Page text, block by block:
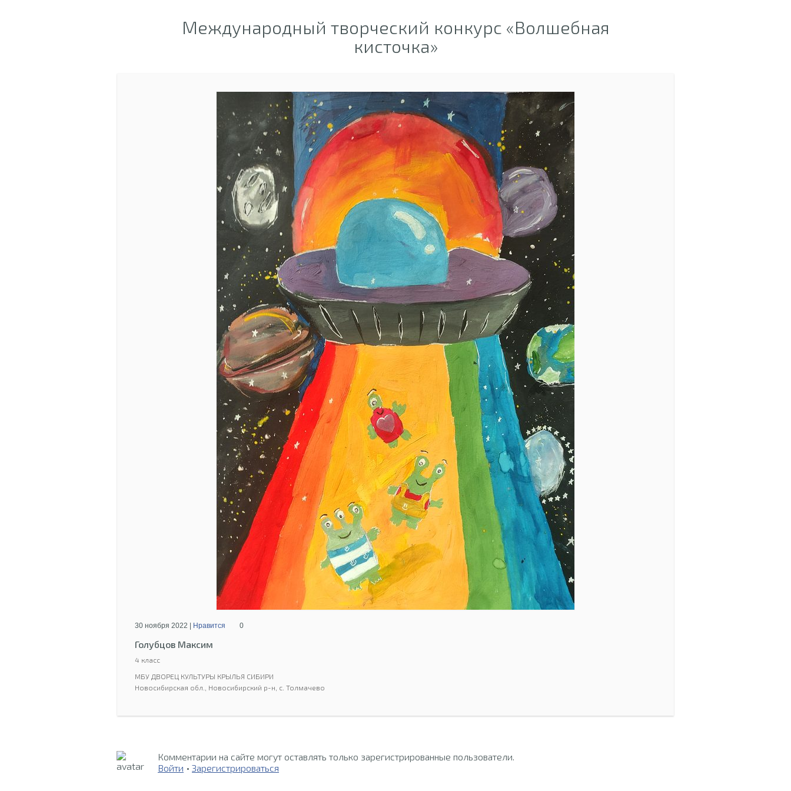
Международный творческий конкурс «Волшебная
кисточка»
30 ноября 2022 | Нравится 0
Голубцов Максим
4 класс
МБУ ДВОРЕЦ КУЛЬТУРЫ КРЫЛЬЯ СИБИРИ
Новосибирская обл., Новосибирский р-н, с. Толмачево
Комментарии на сайте могут оставлять только зарегистрированные пользователи.
Войти • Зарегистрироваться